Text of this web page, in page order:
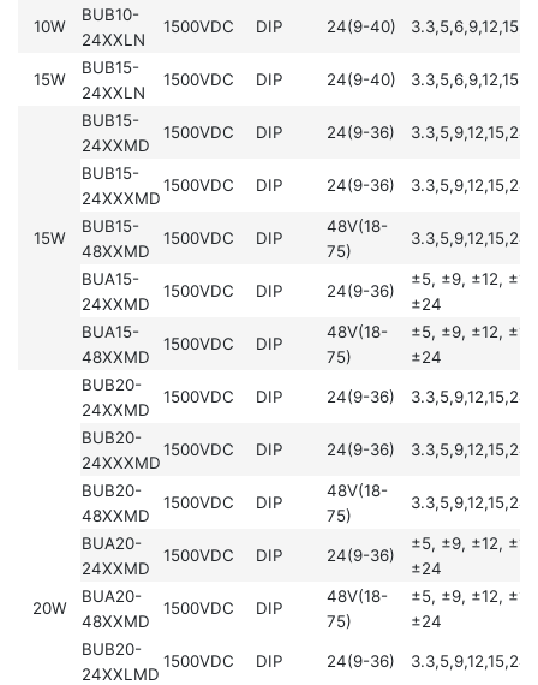
10W
BUB10-
24XXLN
1500VDC DIP 24(9-40)
15W
BUB15-
24XXLN
1500VDC DIP 24(9-40)
15W
BUB15-
24XXMD
1500VDC DIP 24(9-36) 3.3,5,9,12,15,24
BUB15-
24XXXMD
1500VDC DIP 24(9-36) 3.3,5,9,12,15,24
BUB15-
48XXMD
1500VDC DIP
48V(18-
75)
3.3,5,9,12,15,24
BUA15-
24XXMD
1500VDC DIP 24(9-36)
±5, ±9, ±12,
±24
BUA15-
48XXMD
1500VDC DIP
48V(18-
75)
±5, ±9, ±12,
±24
20W
BUB20-
24XXMD
1500VDC DIP 24(9-36) 3.3,5,9,12,15,24
BUB20-
24XXXMD
1500VDC DIP 24(9-36) 3.3,5,9,12,15,24
BUB20-
48XXMD
1500VDC DIP
48V(18-
75)
3.3,5,9,12,15,24
BUA20-
24XXMD
1500VDC DIP 24(9-36)
±5, ±9, ±12,
±24
BUA20-
48XXMD
1500VDC DIP
48V(18-
75)
±5, ±9, ±12,
±24
BUB20-
24XXLMD
1500VDC DIP 24(9-36) 3.3,5,9,12,15,24